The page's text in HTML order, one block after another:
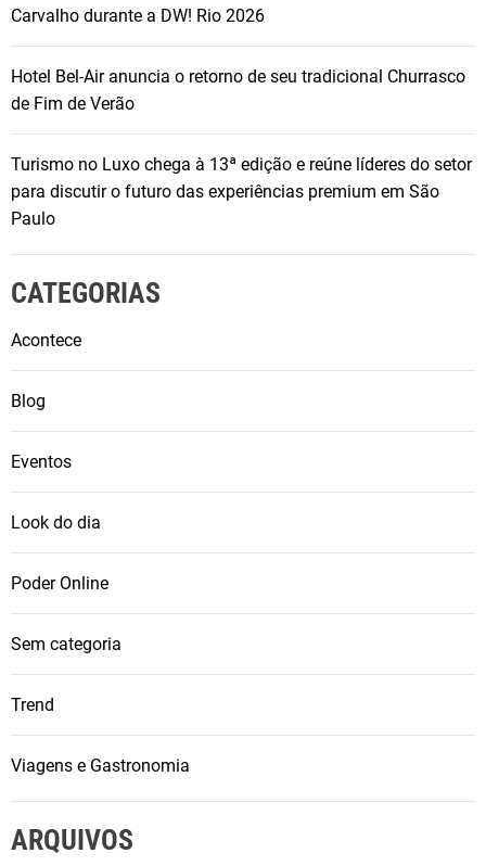
Carvalho durante a DW! Rio 2026
Hotel Bel-Air anuncia o retorno de seu tradicional Churrasco
de Fim de Verão
Turismo no Luxo chega à 13ª edição e reúne líderes do setor
para discutir o futuro das experiências premium em São
Paulo
CATEGORIAS
Acontece
Blog
Eventos
Look do dia
Poder Online
Sem categoria
Trend
Viagens e Gastronomia
ARQUIVOS